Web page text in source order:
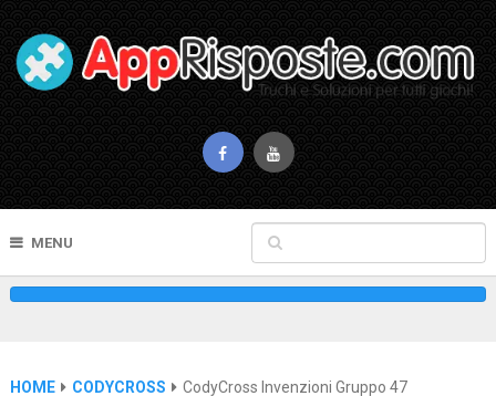
MENU
HOME CODYCROSS CodyCross Invenzioni Gruppo 47